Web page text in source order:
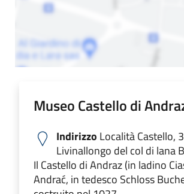
Museo Castello di
Indirizzo Località Castello,
Livinallongo del col di lana
Il Castello di Andraz (in ladino
Andrać, in tedesco Schloss